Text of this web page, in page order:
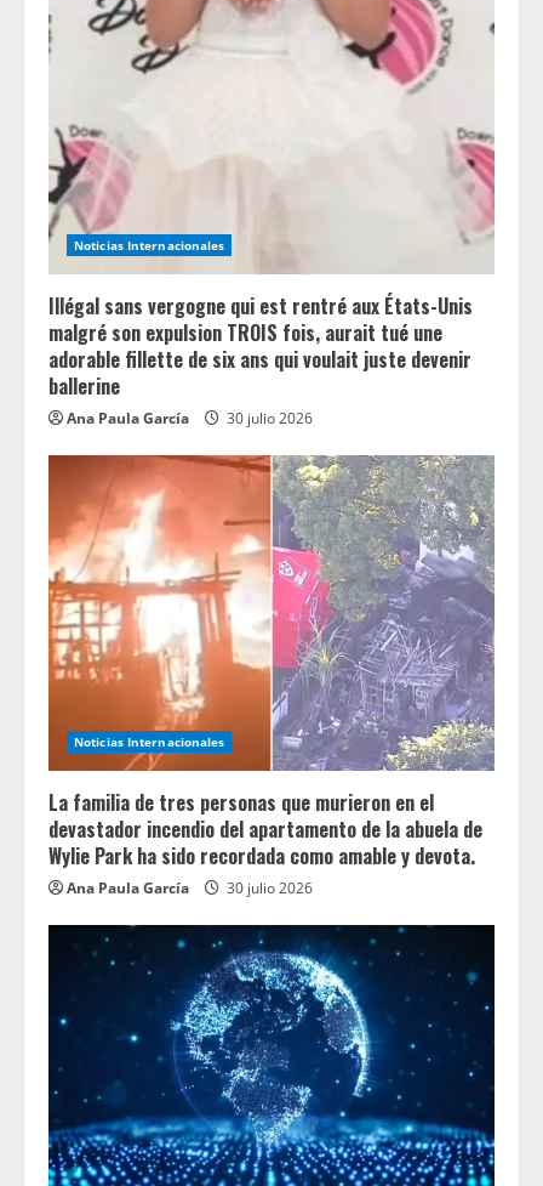
Noticias Internacionales
Illégal sans vergogne qui est rentré aux États-Unis
malgré son expulsion TROIS fois, aurait tué une
adorable fillette de six ans qui voulait juste devenir
ballerine
Ana Paula García 30 julio 2026
Noticias Internacionales
La familia de tres personas que murieron en el
devastador incendio del apartamento de la abuela de
Wylie Park ha sido recordada como amable y devota.
Ana Paula García 30 julio 2026